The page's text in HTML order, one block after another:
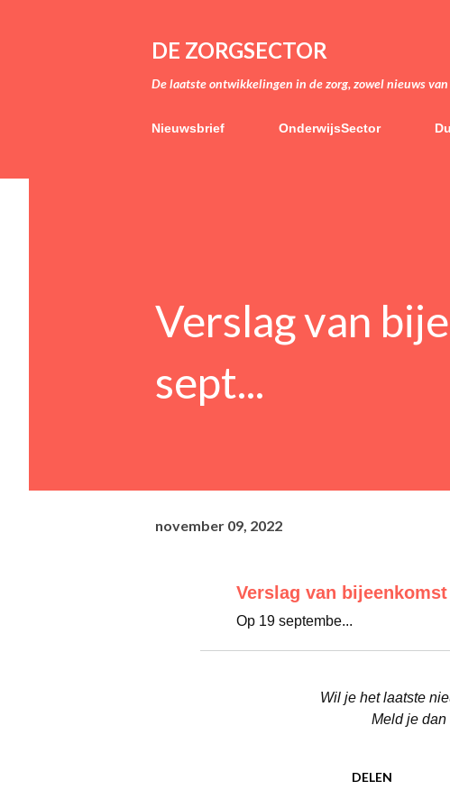
DE ZORGSECTOR
De laatste ontwikkelingen in de zorg, zowel nieuws
Nieuwsbrief OnderwijsSector
Verslag van
sept...
november 09, 2022
Verslag van bijeenkomst
Op 19 septembe...
Wil je het laatste
Meld je dan
DELEN